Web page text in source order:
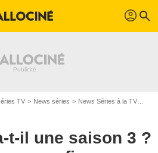
profil search
TV News séries News Séries à la TV
t-il une saison 3 ?